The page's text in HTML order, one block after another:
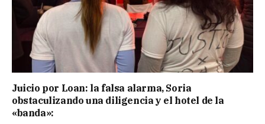
Juicio por Loan: la falsa alarma, Soria
obstaculizando una diligencia y el hotel de la
«banda»: